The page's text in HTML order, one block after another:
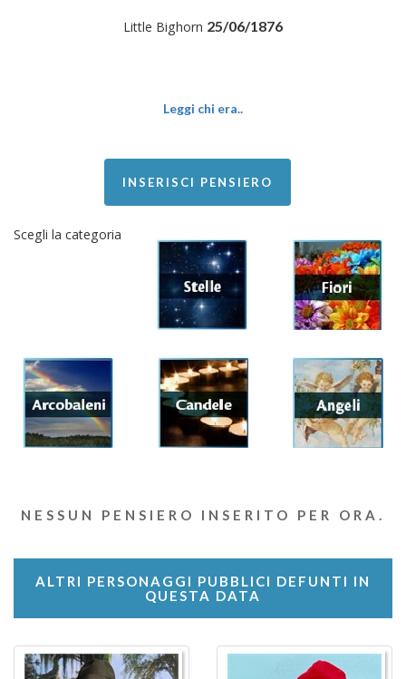
Little Bighorn 25/06/1876
Leggi chi era..
INSERISCI PENSIERO
Scegli la categoria
NESSUN PENSIERO INSERITO PER ORA.
ALTRI PERSONAGGI PUBBLICI DEFUNTI IN
QUESTA DATA